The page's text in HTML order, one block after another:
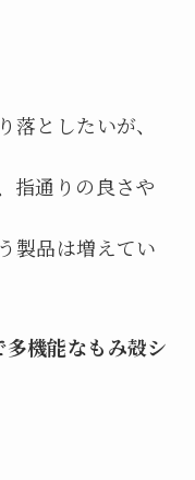
としたいが、
指通りの良さや
製品は増えてい
多機能なもみ殻シ